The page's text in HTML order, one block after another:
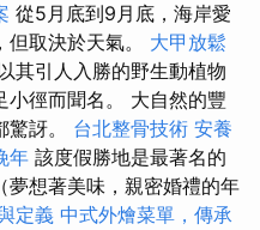
從5月底到9月底，海岸愛
取決於天氣。 大甲放鬆
其引人入勝的野生動植物
小徑而聞名。 大自然的豐
訝。 台北整骨技術 安養
年 該度假勝地是最著名的
夢想著美味，親密婚禮的年
定義 中式外燴菜單，傳承